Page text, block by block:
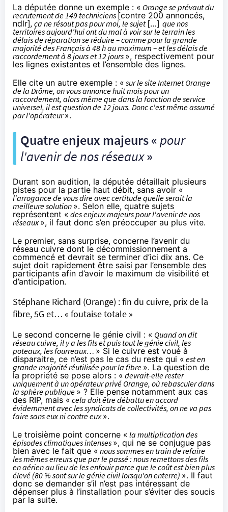
La députée donne un exemple : « Orange se prévaut du
recrutement de 149 techniciens [contre 200 annoncés,
ndlr], ça ne résout pas pour moi, le sujet[…] que nos
territoires aujourd’hui ont du mal à voir sur le terrain les
délais de réparation se réduire – comme pour la grande
majorité des Français à 48 h au maximum – et les délais de
raccordement à 8 jours et 12 jours », respectivement pour
les lignes existantes et l’ensemble des lignes.
Elle cite un autre exemple : « sur le site Internet Orange
de la Drôme, on vous annonce huit mois pour un
raccordement, alors même que dans la fonction de service
universel, il est question de 12 jours. Donc c'est même assumé
par l'opérateur».
Quatre enjeux majeurs «pour
l'avenir de nos réseaux»
Durant son audition, la députée détaillait plusieurs
pistes pour la partie haut débit, sans avoir «
l'arrogance de vous dire avec certitude quelle serait la
meilleure solution ». Selon elle, quatre sujets
représentent « des enjeux majeurs pour l'avenir de nos
réseaux», il faut donc s’en préoccuper au plus vite.
Le premier, sans surprise, concerne l’avenir du
réseau cuivre dont le décommissionnement a
commencé et devrait se terminer d’ici dix ans. Ce
sujet doit rapidement être saisi par l’ensemble des
participants afin d’avoir le maximum de visibilité et
d’anticipation.
Stéphane Richard (Orange) : fin du cuivre, prix de la
fibre, 5G et… « foutaise totale »
Le second concerne le génie civil : « Quand on dit
réseau cuivre, il y a les fils et puis tout le génie civil, les
poteaux, les fourreaux… » Si le cuivre est voué à
disparaitre, ce n’est pas le cas du reste qui « est en
grande majorité réutilisée pour la fibre ». La question de
la propriété se pose alors : « devrait-elle rester
uniquement à un opérateur privé Orange, où rebasculer dans
la sphère publique» ? Elle pense notamment aux cas
des RIP, mais « cela doit être débattu en accord
évidemment avec les syndicats de collectivités, on ne va pas
faire sans eux ni contre eux».
Le troisième point concerne « la multiplication des
épisodes climatiques intenses », qui ne se conjugue pas
bien avec le fait que « nous sommes en train de refaire
les mêmes erreurs que par le passé : nous remettons des fils
en aérien au lieu de les enfouir parce que le coût est bien plus
élevé (80 % sont sur le génie civil lorsqu'on enterre) ». Il faut
donc se demander s’il n’est pas intéressant de
dépenser plus à l’installation pour s’éviter des soucis
par la suite.